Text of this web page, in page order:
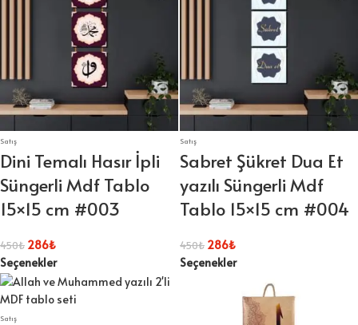
Satış
Dini Temalı Hasır İpli
Süngerli Mdf Tablo
15×15 cm #003
450₺ 286₺
Seçenekler
Satış
Sabret Şükret Dua Et
yazılı Süngerli Mdf
Tablo 15×15 cm #004
450₺ 286₺
Seçenekler
Satış